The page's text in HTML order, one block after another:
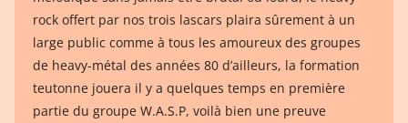
rock offert par nos trois lascars plaira sûrement à un
large public comme à tous les amoureux des groupes
de heavy-métal des années 80 d’ailleurs, la formation
teutonne jouera il y a quelques temps en première
partie du groupe W.A.S.P, voilà bien une preuve